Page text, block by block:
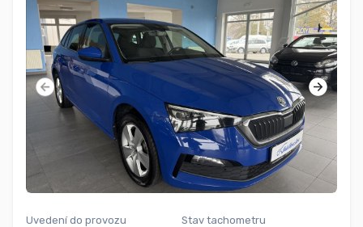
Uvedení do provozu
Stav tachometru